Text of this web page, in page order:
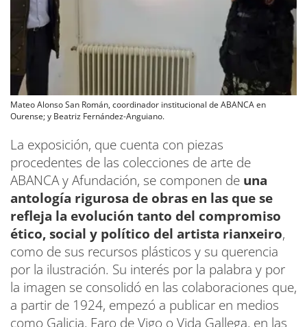
Mateo Alonso San Román, coordinador institucional de ABANCA en
Ourense; y Beatriz Fernández-Anguiano.
La exposición, que cuenta con piezas
procedentes de las colecciones de arte de
ABANCA y Afundación, se componen de una
antología rigurosa de obras en las que se
refleja la evolución tanto del compromiso
ético, social y político del artista rianxeiro,
como de sus recursos plásticos y su querencia
por la ilustración. Su interés por la palabra y por
la imagen se consolidó en las colaboraciones que,
a partir de 1924, empezó a publicar en medios
como Galicia, Faro de Vigo o Vida Gallega, en las